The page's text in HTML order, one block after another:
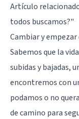
Artículo
todos buscamos?"
Cambiar y
Sabemos que la
subidas y bajadas,
encontremos con
podamos o no
de camino para